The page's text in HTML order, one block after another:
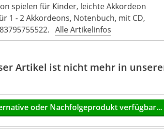
spielen für Kinder, leichte Akkordeon
1 - 2 Akkordeons, Notenbuch, mit CD,
Alle Artikelinfos
Artikel ist nicht mehr in
oder Nachfolgeprodukt verfügbar...